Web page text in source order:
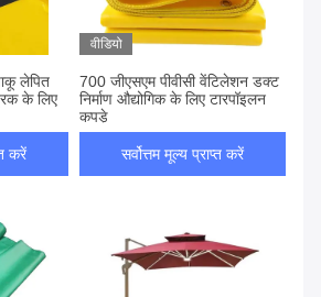
लेपित
के लिए
करें
वीडियो
700 जीएसएम पीवीसी वेंटिलेशन डक्ट
निर्माण औद्योगिक के लिए टारपॉइलन
कपड़े
सर्वोत्तम मूल्य प्राप्त करें